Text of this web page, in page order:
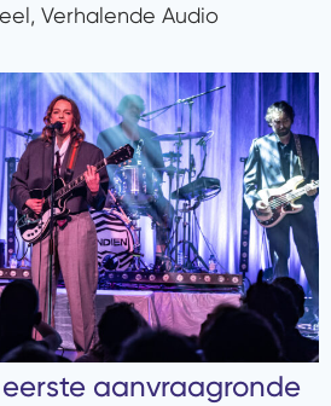
, Verhalende Audio
eerste aanvraagronde